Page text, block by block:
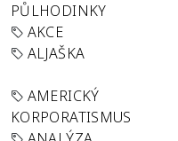
PŮLHODINKY
AKCE
ALJAŠKA
AMERICKÝ
KORPORATISMUS